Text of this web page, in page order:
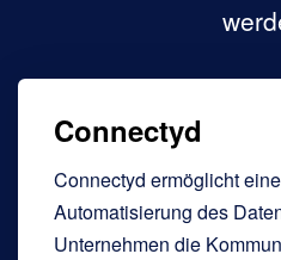
Connectyd
Connectyd ermöglicht
Automatisierung des
Unternehmen die